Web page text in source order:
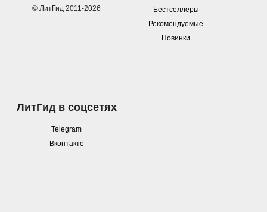
© ЛитГид 2011-2026
Бестселлеры
Рекомендуемые
Новинки
ЛитГид в соцсетях
Telegram
Вконтакте